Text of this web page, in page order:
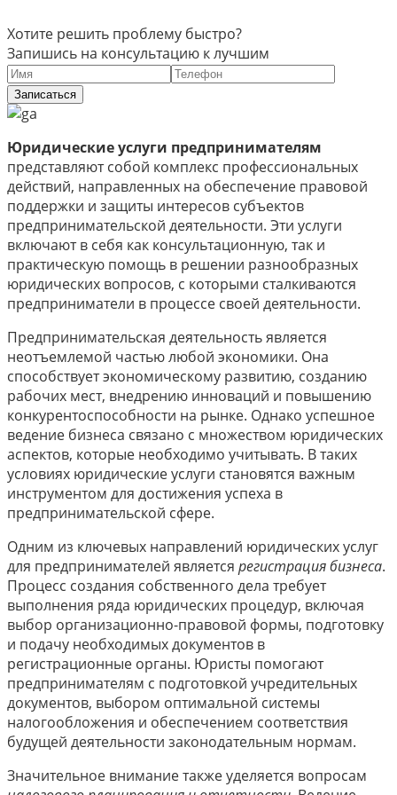
Хотите решить проблему быстро?
Запишись на консультацию к лучшим
Записаться
Юридические услуги предпринимателям
представляют собой комплекс профессиональных
действий, направленных на обеспечение правовой
поддержки и защиты интересов субъектов
предпринимательской деятельности. Эти услуги
включают в себя как консультационную, так и
практическую помощь в решении разнообразных
юридических вопросов, с которыми сталкиваются
предприниматели в процессе своей деятельности.
Предпринимательская деятельность является
неотъемлемой частью любой экономики. Она
способствует экономическому развитию, созданию
рабочих мест, внедрению инноваций и повышению
конкурентоспособности на рынке. Однако успешное
ведение бизнеса связано с множеством юридических
аспектов, которые необходимо учитывать. В таких
условиях юридические услуги становятся важным
инструментом для достижения успеха в
предпринимательской сфере.
Одним из ключевых направлений юридических услуг
для предпринимателей является регистрация бизнеса.
Процесс создания собственного дела требует
выполнения ряда юридических процедур, включая
выбор организационно-правовой формы, подготовку
и подачу необходимых документов в
регистрационные органы. Юристы помогают
предпринимателям с подготовкой учредительных
документов, выбором оптимальной системы
налогообложения и обеспечением соответствия
будущей деятельности законодательным нормам.
Значительное внимание также уделяется вопросам